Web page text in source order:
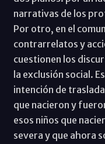
narrativas de los
Por otro, en el
contrarrelatos y
cuestionen los
la exclusión social.
intención de
que nacieron y
esos niños que
severa y que ahora